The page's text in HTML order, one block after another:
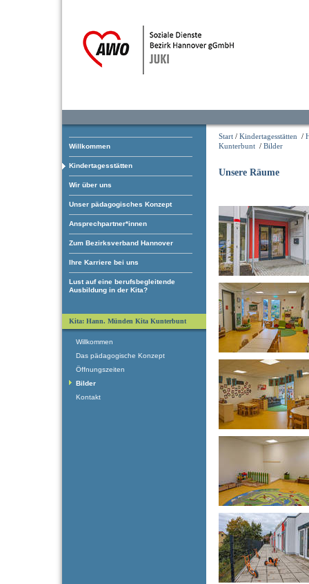
Willkommen
Kindertagesstätten
Wir über uns
Unser pädagogisches Konzept
Ansprechpartner*innen
Zum Bezirksverband Hannover
Ihre Karriere bei uns
Lust auf eine berufsbegleitende
Ausbildung in der Kita?
Start / Kindertagesstätten /
Kunterbunt / Bilder
Unsere Räume
Kita: Hann. Münden Kita Kunterbunt
Willkommen
Das pädagogische Konzept
Öffnungszeiten
Bilder
Kontakt